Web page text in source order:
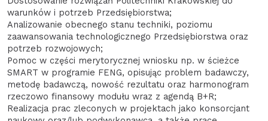
warunków i potrzeb Przedsiębiorstwa;
Analizowanie obecnego stanu techniki, poziomu
zaawansowania technologicznego Przedsiębiorstwa oraz
potrzeb rozwojowych;
Pomoc w części merytorycznej wniosku np. w ścieżce
SMART w programie FENG, opisując problem badawczy,
metodę badawczą, nowość rezultatu oraz harmonogram
rzeczowo finansowy modułu wraz z agendą B+R;
Realizacja prac zleconych w projektach jako konsorcjant